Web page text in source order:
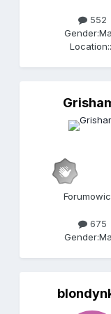
552
Gender:
Location:
675
Gender: